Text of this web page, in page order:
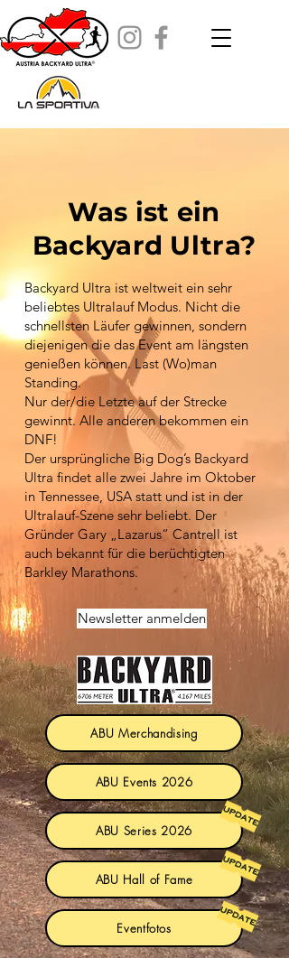
Was ist ein
Backyard Ultra?
Backyard Ultra ist weltweit ein sehr
beliebtes Ultralauf Modus. Nicht die
schnellsten Läufer gewinnen, sondern
diejenigen die das Event am längsten
genießen können. Last (Wo)man
Standing.
Nur der/die Letzte auf der Strecke
gewinnt. Alle anderen bekommen ein
DNF!
Der ursprüngliche Big Dog’s Backyard
Ultra findet alle zwei Jahre im Oktober
in Tennessee, USA statt und ist in der
Ultralauf-Szene sehr beliebt. Der
Gründer Gary „Lazarus“ Cantrell ist
auch bekannt für die berüchtigten
Barkley Marathons.
Newsletter anmelden
ABU Merchandising
ABU Events 2026
ABU Series 2026
ABU Hall of Fame
Eventfotos